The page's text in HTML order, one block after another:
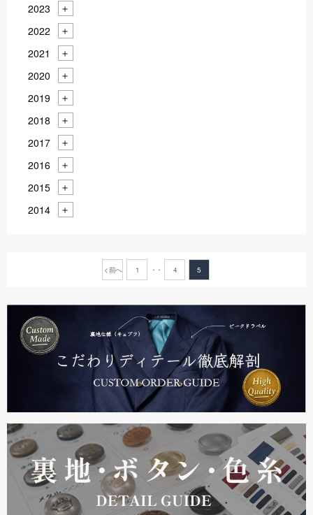
2023
2022
2021
2020
2019
2018
2017
2016
2015
2014
< 前へ 1 ・・ 4 5